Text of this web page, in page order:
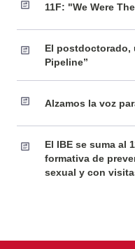
11F: "We Were
El postdoctorado,
Pipeline”
Alzamos la voz
El IBE se suma al
formativa de
sexual y con